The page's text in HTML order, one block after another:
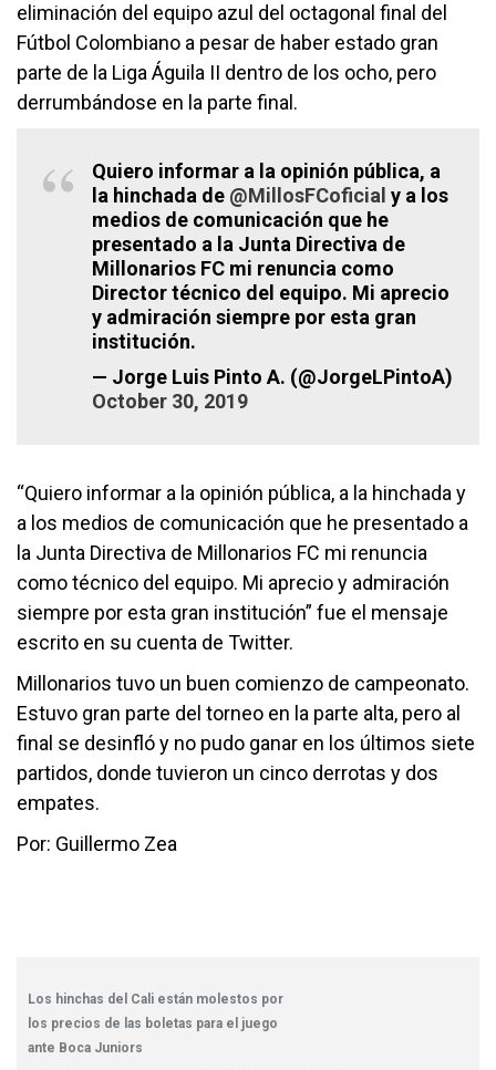
eliminación del equipo azul del octagonal final del
Fútbol Colombiano a pesar de haber estado gran
parte de la Liga Águila II dentro de los ocho, pero
derrumbándose en la parte final.
Quiero informar a la opinión pública, a
la hinchada de @MillosFCoficial y a los
medios de comunicación que he
presentado a la Junta Directiva de
Millonarios FC mi renuncia como
Director técnico del equipo. Mi aprecio
y admiración siempre por esta gran
institución.
— Jorge Luis Pinto A. (@JorgeLPintoA)
October 30, 2019
“Quiero informar a la opinión pública, a la hinchada y
a los medios de comunicación que he presentado a
la Junta Directiva de Millonarios FC mi renuncia
como técnico del equipo. Mi aprecio y admiración
siempre por esta gran institución” fue el mensaje
escrito en su cuenta de Twitter.
Millonarios tuvo un buen comienzo de campeonato.
Estuvo gran parte del torneo en la parte alta, pero al
final se desinfló y no pudo ganar en los últimos siete
partidos, donde tuvieron un cinco derrotas y dos
empates.
Por: Guillermo Zea
Los hinchas del Cali están molestos por
los precios de las boletas para el juego
ante Boca Juniors